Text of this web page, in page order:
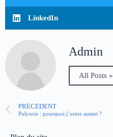
LinkedIn
Admin
All Posts »
PRÉCÉDENT
Polyurie : pourquoi j’urine autant ?